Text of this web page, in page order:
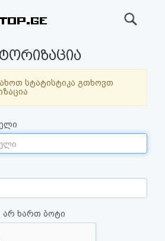
სტატისტიკა გთხოვთ
ხართ ბოტი